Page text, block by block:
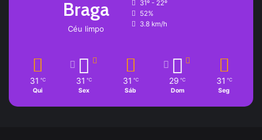
Braga
Céu limpo
31º - 22º
52%
3.8 km/h
31 ℃
Qui
31 ℃
Sex
31 ℃
Sáb
29 ℃
Dom
31 ℃
Seg